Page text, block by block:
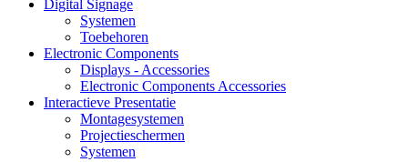
Digital Signage
Systemen
Toebehoren
Electronic Components
Displays - Accessories
Electronic Components Accessories
Interactieve Presentatie
Montagesystemen
Projectieschermen
Systemen